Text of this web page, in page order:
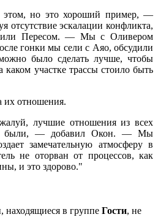
этом, но это хороший пример, —
отсутствие эскалации конфликта,
или Пересом. — Мы с Оливером
гонки мы сели с Аяо, обсудили
было сделать лучше, чтобы
каком участке трассы стоило быть
их отношения.
лучшие отношения из всех
были, — добавил Окон. — Мы
замечательную атмосферу в
не оторван от процессов, как
и это здорово."
находящиеся в группе Гости, не